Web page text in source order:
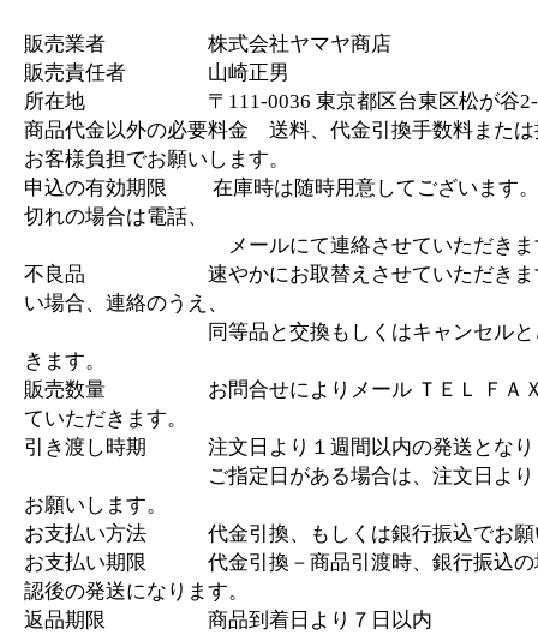
販売業者 株式会社ヤマヤ商店
販売責任者 山崎正男
所在地 〒111-0036 東京都区台東区松が谷2-
商品代金以外の必要料金 送料、代金引換手数料また
お客様負担でお願いします。
申込の有効期限 在庫時は随時用意してございます
切れの場合は電話、
メールにて連絡させていただきま
不良品 速やかにお取替えさせていただきま
い場合、連絡のうえ、
同等品と交換もしくはキャンセルとさ
きます。
販売数量 お問合せによりメール ＴＥＬ ＦＡＸ
ていただきます。
引き渡し時期 注文日より１週間以内の発送となり
ご指定日がある場合は、注文日より１
お願いします。
お支払い方法 代金引換、もしくは銀行振込でお願
お支払い期限 代金引換－商品引渡時、銀行振込の
認後の発送になります。
返品期限 商品到着日より７日以内